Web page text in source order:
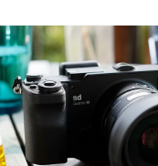
READ MORE